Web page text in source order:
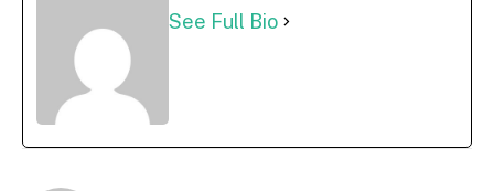
See Full Bio